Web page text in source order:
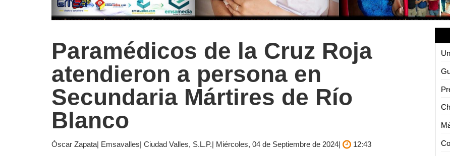
Paramédicos de la Cruz Roja
atendieron a persona en
Secundaria Mártires de Río
Blanco
Óscar Zapata| Emsavalles| Ciudad Valles, S.L.P.| Miércoles, 04 de Septiembre de 2024| 12:43